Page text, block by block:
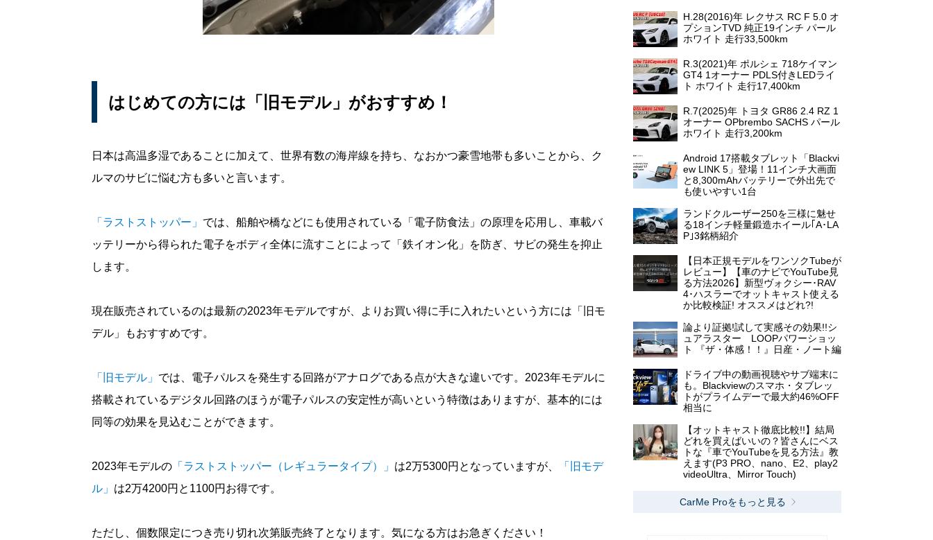
はじめての方には「旧モデル」がおすすめ！
日本は高温多湿であることに加えて、世界有数の海岸線を持ち、なおかつ豪雪地帯も多いことから、ク
ルマのサビに悩む方も多いと言います。
「ラストストッパー」 では、船舶や橋などにも使用されている「電子防食法」の原理を応用し、車載バ
ッテリーから得られた電子をボディ全体に流すことによって「鉄イオン化」を防ぎ、サビの発生を抑止
します。
現在販売されているのは最新の2023年モデルですが、よりお買い得に手に入れたいという方には「旧モ
デル」もおすすめです。
「旧モデル」 では、電子パルスを発生する回路がアナログである点が大きな違いです。2023年モデルに
搭載されているデジタル回路のほうが電子パルスの安定性が高いという特徴はありますが、基本的には
同等の効果を見込むことができます。
2023年モデルの 「ラストストッパー（レギュラータイプ）」 は2万5300円となっていますが、
「旧モデ
ル」 は2万4200円と1100円お得です。
ただし、個数限定につき売り切れ次第販売終了となります。気になる方はお急ぎください！
H.28(2016)年 レクサス RC F 5.0 オ
プションTVD 純正19インチ パール
ホワイト 走行33,500km
R.3(2021)年 ポルシェ 718ケイマン
GT4 1オーナー PDLS付きLEDライ
ト ホワイト 走行17,400km
R.7(2025)年 トヨタ GR86 2.4 RZ 1
オーナー OPbrembo SACHS パール
ホワイト 走行3,200km
Android 17搭載タブレット「Blackvi
ew LINK 5」登場！11インチ大画面
と8,300mAhバッテリーで外出先で
も使いやすい1台
ランドクルーザー250を三様に魅せ
る18インチ軽量鍛造ホイール｢A･LA
P｣3銘柄紹介
【日本正規モデルをワンソクTubeが
レビュー】【車のナビでYouTube見
る方法2026】新型ヴォクシー･RAV
4･ハスラーでオットキャスト使える
か比較検証! オススメはどれ?!
論より証拠!試して実感その効果!!シ
ュアラスター LOOPパワーショッ
ト 『ザ・体感！！』日産・ノート編
ドライブ中の動画視聴やサブ端末に
も。Blackviewのスマホ・タブレッ
トがプライムデーで最大約46%OFF
相当に
【オットキャスト徹底比較!!】結局
どれを買えばいいの？皆さんにベス
トな『車でYouTubeを見る方法』教
えます(P3 PRO、nano、E2、play2
videoUltra、Mirror Touch)
CarMe Proをもっと見る